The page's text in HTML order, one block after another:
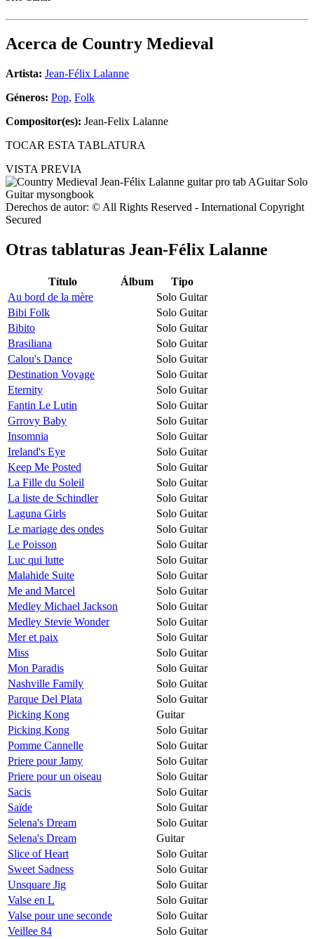
Acerca de Country Medieval
Artista: Jean-Félix Lalanne
Géneros: Pop, Folk
Compositor(es): Jean-Felix Lalanne
TOCAR ESTA TABLATURA
VISTA PREVIA
Derechos de autor: © All Rights Reserved - International Copyright
Secured
Otras tablaturas Jean-Félix Lalanne
Título Álbum
Tipo
Au bord de la mère
Solo Guitar
Bibi Folk
Solo Guitar
Bibito
Solo Guitar
Brasiliana
Solo Guitar
Calou's Dance
Solo Guitar
Destination Voyage
Solo Guitar
Eternity
Solo Guitar
Fantin Le Lutin
Solo Guitar
Grrovy Baby
Solo Guitar
Insomnia
Solo Guitar
Ireland's Eye
Solo Guitar
Keep Me Posted
Solo Guitar
La Fille du Soleil
Solo Guitar
La liste de Schindler
Solo Guitar
Laguna Girls
Solo Guitar
Le mariage des ondes
Solo Guitar
Le Poisson
Solo Guitar
Luc qui lutte
Solo Guitar
Malahide Suite
Solo Guitar
Me and Marcel
Solo Guitar
Medley Michael Jackson
Solo Guitar
Medley Stevie Wonder
Solo Guitar
Mer et paix
Solo Guitar
Miss
Solo Guitar
Mon Paradis
Solo Guitar
Nashville Family
Solo Guitar
Parque Del Plata
Solo Guitar
Picking Kong
Guitar
Picking Kong
Solo Guitar
Pomme Cannelle
Solo Guitar
Priere pour Jamy
Solo Guitar
Priere pour un oiseau
Solo Guitar
Sacis
Solo Guitar
Saïde
Solo Guitar
Selena's Dream
Solo Guitar
Selena's Dream
Guitar
Slice of Heart
Solo Guitar
Sweet Sadness
Solo Guitar
Unsquare Jig
Solo Guitar
Valse en L
Solo Guitar
Valse pour une seconde
Solo Guitar
Veillee 84
Solo Guitar